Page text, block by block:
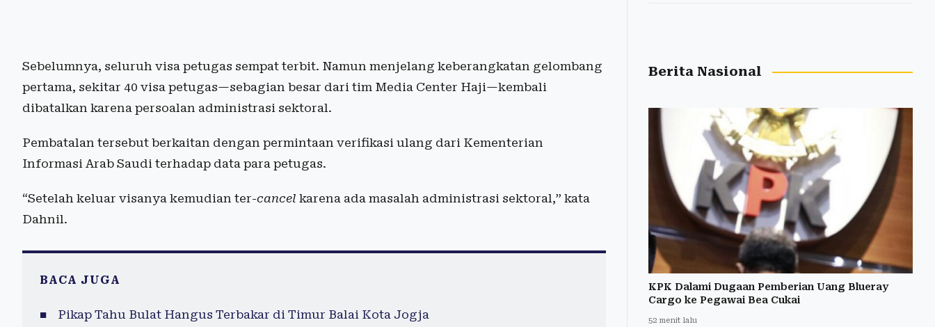
Sebelumnya, seluruh visa petugas sempat terbit. Namun menjelang keberangkatan gelombang
pertama, sekitar 40 visa petugas—sebagian besar dari tim Media Center Haji—kembali
dibatalkan karena persoalan administrasi sektoral.
Pembatalan tersebut berkaitan dengan permintaan verifikasi ulang dari Kementerian
Informasi Arab Saudi terhadap data para petugas.
“Setelah keluar visanya kemudian ter-cancel karena ada masalah administrasi sektoral,” kata
Dahnil.
BACA JUGA
Pikap Tahu Bulat Hangus Terbakar di Timur Balai Kota Jogja
Berita Nasional
KPK Dalami Dugaan Pemberian Uang Blueray
Cargo ke Pegawai Bea Cukai
52 menit lalu